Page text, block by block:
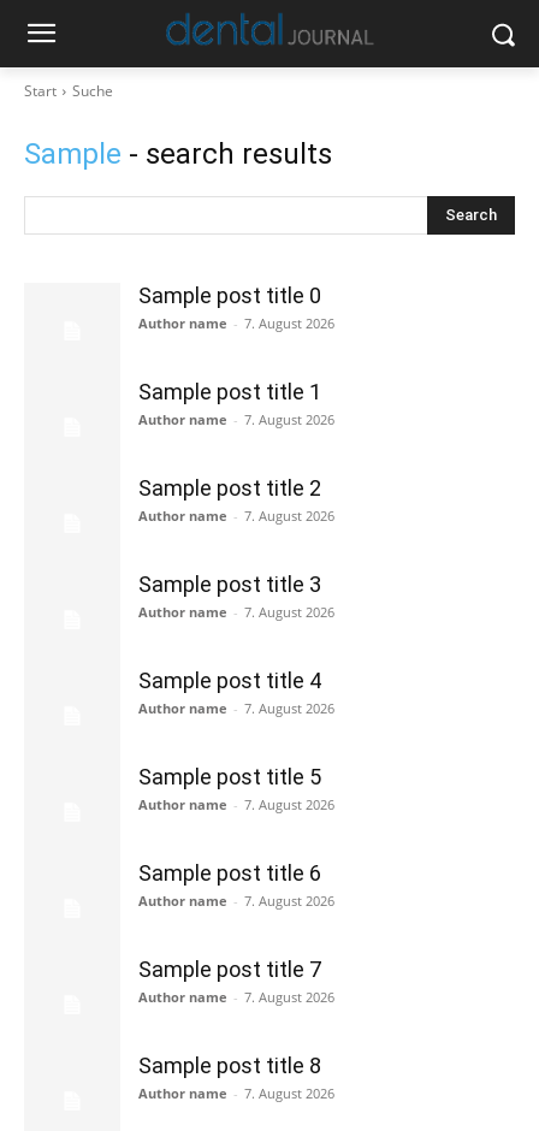
Start Suche
Sample - search results
Search
Sample post title 0
Author name - 7. August 2026
Sample post title 1
Author name - 7. August 2026
Sample post title 2
Author name - 7. August 2026
Sample post title 3
Author name - 7. August 2026
Sample post title 4
Author name - 7. August 2026
Sample post title 5
Author name - 7. August 2026
Sample post title 6
Author name - 7. August 2026
Sample post title 7
Author name - 7. August 2026
Sample post title 8
Author name - 7. August 2026